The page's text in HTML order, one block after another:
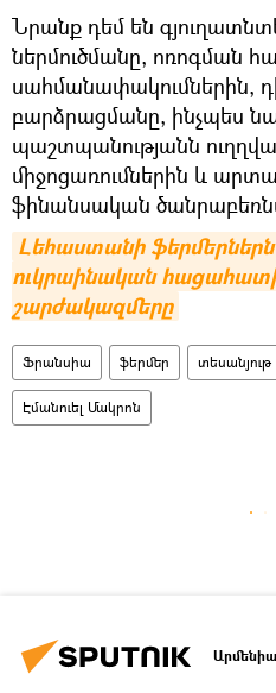
Նրանք դեմ են
ներմուծմանը, ոռոգման
սահմանափակումներին,
բարձրացմանը, ինչպես
պաշտպանությանն
միջոցառումներին և
ֆինանսական
Լեհաստանի
ուկրաինական
շարժակազմերը
Ֆրանսիա ֆերմեր տեսանյութ
Էմանուել Մակրոն
Արմենիա